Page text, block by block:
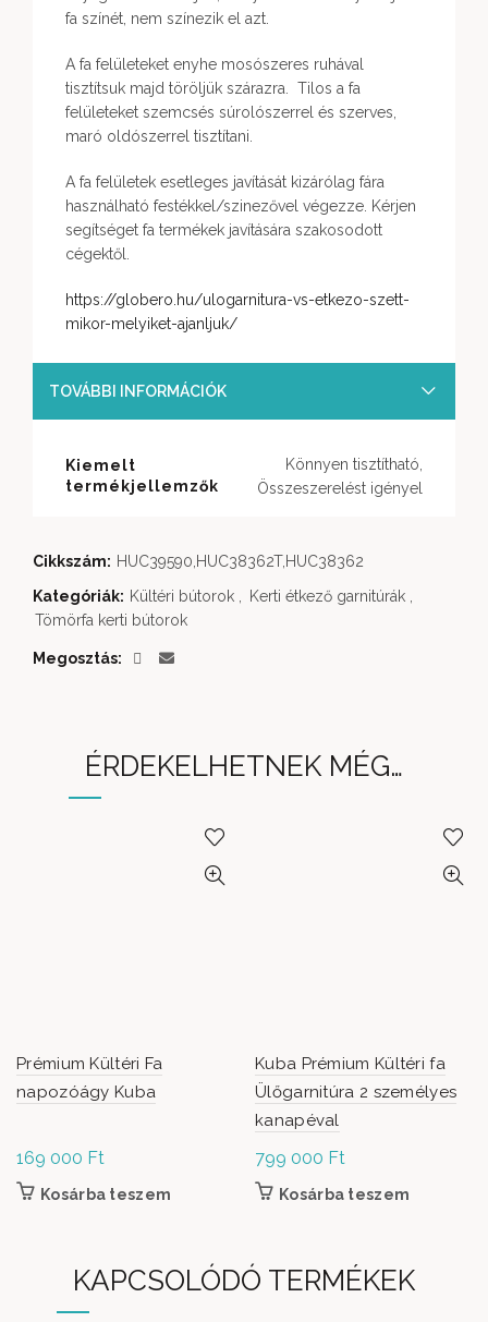
fa színét, nem színezik el azt.
A fa felületeket enyhe mosószeres ruhával
tisztítsuk majd töröljük szárazra. Tilos a fa
felületeket szemcsés súrolószerrel és szerves,
maró oldószerrel tisztítani.
A fa felületek esetleges javítását kizárólag fára
használható festékkel/szinezővel végezze. Kérjen
segítséget fa termékek javítására szakosodott
cégektől.
https://globero.hu/ulogarnitura-vs-etkezo-szett-
mikor-melyiket-ajanljuk/
TOVÁBBI INFORMÁCIÓK
Kiemelt
termékjellemzők
Könnyen tisztítható,
Összeszerelést igényel
Cikkszám: HUC39590,HUC38362T,HUC38362
Kategóriák: Kültéri bútorok Kerti étkező garnitúrák
Tömörfa kerti bútorok
Megosztás
ÉRDEKELHETNEK MÉG…
Prémium Kültéri Fa
napozóágy Kuba
169 000 Ft
Kosárba teszem
Kuba Prémium Kültéri fa
Ülőgarnitúra 2 személyes
kanapéval
799 000 Ft
Kosárba teszem
KAPCSOLÓDÓ TERMÉKEK